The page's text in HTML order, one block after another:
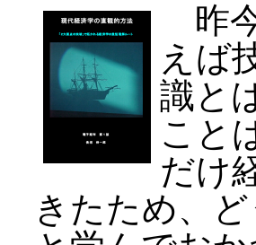
昨
えば
識と
こと
だけ
きたため、